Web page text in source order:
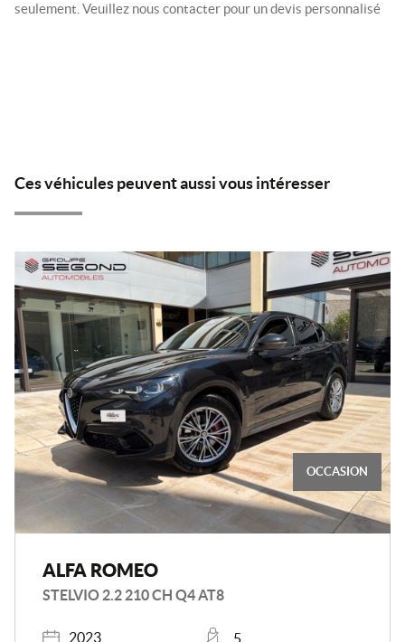
seulement. Veuillez nous contacter pour un devis personnalisé
Ces véhicules peuvent aussi vous intéresser
OCCASION
ALFA ROMEO
STELVIO 2.2 210 CH Q4 AT8
Année
2023
Places
5